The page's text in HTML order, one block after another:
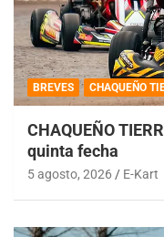
BREVES CHAQUEÑO
CHAQUEÑO
quinta fecha
5 agosto, 2026 E-Kart